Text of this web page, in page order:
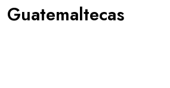
Guatemaltecas